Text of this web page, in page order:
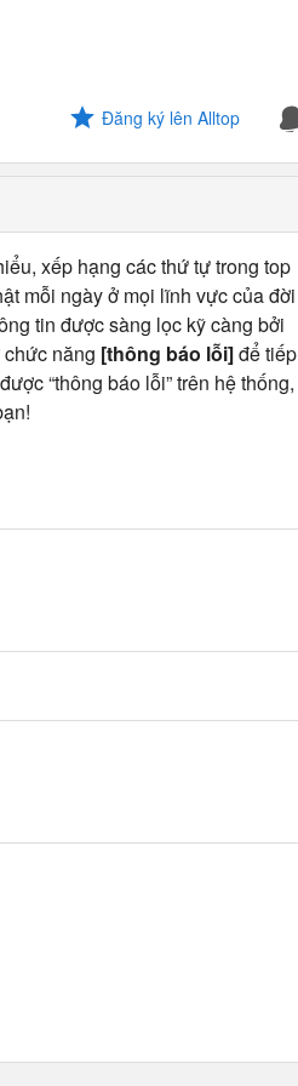
Đăng ký lên Alltop
xếp hạng các thứ tự trong top
mỗi ngày ở mọi lĩnh vực của đời
tin được sàng lọc kỹ càng bởi
năng [thông báo lỗi]để tiếp
“thông báo lỗi” trên hệ thống,